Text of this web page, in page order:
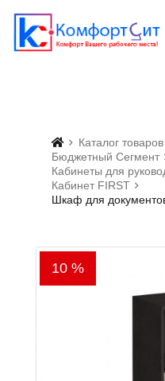
Каталог
Бюджетный Сегмент
Кабинеты для
Кабинет FIRST
Шкаф для
10 %